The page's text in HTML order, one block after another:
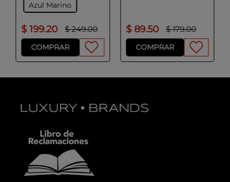
Azul Marino
$ 199.20 $ 249.00
COMPRAR
$ 89.50 $ 179.00
COMPRAR